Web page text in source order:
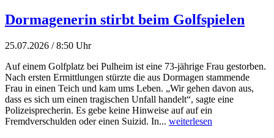
Dormagenerin stirbt beim Golfspielen
25.07.2026 / 8:50 Uhr
Auf einem Golfplatz bei Pulheim ist eine 73-jährige Frau gestorben.
Nach ersten Ermittlungen stürzte die aus Dormagen stammende
Frau in einen Teich und kam ums Leben. „Wir gehen davon aus,
dass es sich um einen tragischen Unfall handelt“, sagte eine
Polizeisprecherin. Es gebe keine Hinweise auf auf ein
Fremdverschulden oder einen Suizid. In... weiterlesen